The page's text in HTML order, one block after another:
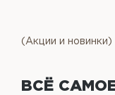
(Акции и новинки)
ВСЁ